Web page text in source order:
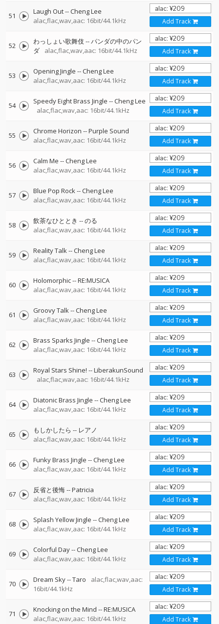
51 Laugh Out--Cheng Lee
alac,flac,wav,aac: 16bit/44.1kHz
Add Track
52 わっしょい歌舞伎--パンダの中のパン
ダ
alac,flac,wav,aac: 16bit/44.1kHz Add Track
53 Opening Jingle --Cheng Lee
alac,flac,wav,aac: 16bit/44.1kHz
Add Track
54 Speedy Eight Brass Jingle --Cheng Lee
alac,flac,wav,aac: 16bit/44.1kHz
Add Track
55 Chrome Horizon --Purple Sound
alac,flac,wav,aac: 16bit/44.1kHz
Add Track
56 Calm Me --Cheng Lee
alac,flac,wav,aac: 16bit/44.1kHz
Add Track
57 Blue Pop Rock--Cheng Lee
alac,flac,wav,aac: 16bit/44.1kHz
Add Track
58 飲茶なひととき --のる
alac,flac,wav,aac: 16bit/44.1kHz
Add Track
59 Reality Talk--Cheng Lee
alac,flac,wav,aac: 16bit/44.1kHz
Add Track
60 Holomorphic--RE:MUSICA
alac,flac,wav,aac: 16bit/44.1kHz
Add Track
61 Groovy Talk--Cheng Lee
alac,flac,wav,aac: 16bit/44.1kHz
Add Track
62 Brass Sparks Jingle --Cheng Lee
alac,flac,wav,aac: 16bit/44.1kHz
Add Track
63 Royal Stars Shine! --LiberakunSound
alac,flac,wav,aac: 16bit/44.1kHz
Add Track
64 Diatonic Brass Jingle --Cheng Lee
alac,flac,wav,aac: 16bit/44.1kHz
Add Track
65 もしかしたら -- レアノ
alac,flac,wav,aac: 16bit/44.1kHz
Add Track
66 Funky Brass Jingle --Cheng Lee
alac,flac,wav,aac: 16bit/44.1kHz
Add Track
67 反省と後悔--Patricia
alac,flac,wav,aac: 16bit/44.1kHz
Add Track
68 Splash Yellow Jingle --Cheng Lee
alac,flac,wav,aac: 16bit/44.1kHz
Add Track
69 Colorful Day--Cheng Lee
alac,flac,wav,aac: 16bit/44.1kHz
Add Track
70 Dream Sky--Taro
alac,flac,wav,aac:
16bit/44.1kHz
Add Track
71 Knocking on the Mind --RE:MUSICA
alac,flac,wav,aac: 16bit/44.1kHz
Add Track